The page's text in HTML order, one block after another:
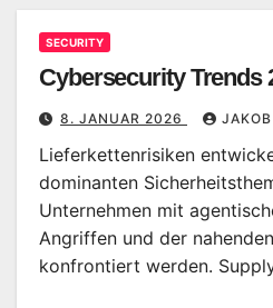
SECURITY
Cybersecurity Trends
8. JANUAR 2026
Lieferkettenrisiken
dominanten
Unternehmen mit
Angriffen und der
konfrontiert werden.